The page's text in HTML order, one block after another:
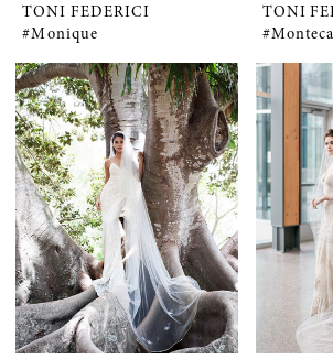
TONI FEDERICI
#Monique
TONI